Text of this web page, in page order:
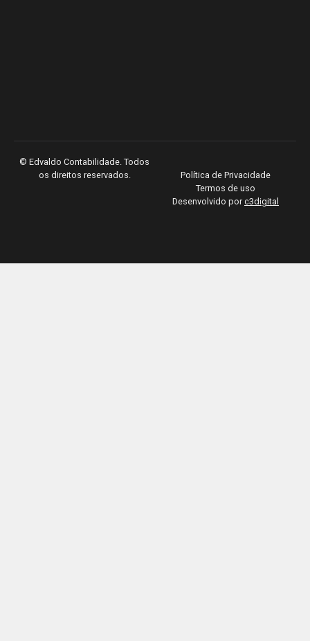
© Edvaldo Contabilidade. Todos
os direitos reservados.
Política de Privacidade
Termos de uso
Desenvolvido por c3digital